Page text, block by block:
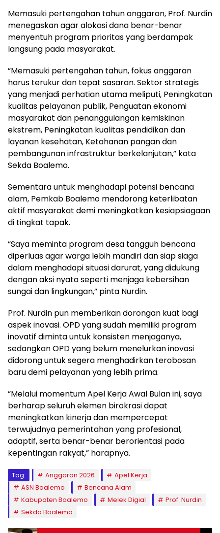
​​Memasuki pertengahan tahun anggaran, Prof. Nurdin
menegaskan agar alokasi dana benar-benar
menyentuh program prioritas yang berdampak
langsung pada masyarakat.
​”Memasuki pertengahan tahun, fokus anggaran
harus terukur dan tepat sasaran. Sektor strategis
yang menjadi perhatian utama meliputi, Peningkatan
kualitas pelayanan publik, Penguatan ekonomi
masyarakat dan penanggulangan kemiskinan
ekstrem, Peningkatan kualitas pendidikan dan
layanan kesehatan, Ketahanan pangan dan
pembangunan infrastruktur berkelanjutan,” kata
Sekda Boalemo.
​Sementara untuk menghadapi potensi bencana
alam, Pemkab Boalemo mendorong keterlibatan
aktif masyarakat demi meningkatkan kesiapsiagaan
di tingkat tapak.
​”Saya meminta program desa tangguh bencana
diperluas agar warga lebih mandiri dan siap siaga
dalam menghadapi situasi darurat, yang didukung
dengan aksi nyata seperti menjaga kebersihan
sungai dan lingkungan,” pinta Nurdin.
​Prof. Nurdin pun memberikan dorongan kuat bagi
aspek inovasi. OPD yang sudah memiliki program
inovatif diminta untuk konsisten menjaganya,
sedangkan OPD yang belum menelurkan inovasi
didorong untuk segera menghadirkan terobosan
baru demi pelayanan yang lebih prima.
​”Melalui momentum Apel Kerja Awal Bulan ini, saya
berharap seluruh elemen birokrasi dapat
meningkatkan kinerja dan mempercepat
terwujudnya pemerintahan yang profesional,
adaptif, serta benar-benar berorientasi pada
kepentingan rakyat,” harapnya.
Tag: Anggaran 2026
Apel Kerja
ASN Boalemo
Bencana Alam
Kabupaten Boalemo
Melek Digial
Prof. Nurdin
Sekda Boalemo